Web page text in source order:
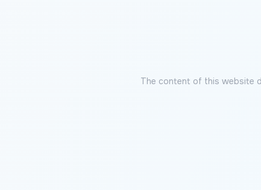
The content of this website